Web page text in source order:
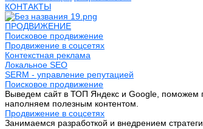
КОНТАКТЫ
ПРОДВИЖЕНИЕ
Поисковое продвижение
Продвижение в соцсетях
Контекстная реклама
Локальное SEO
SERM - управление репутацией
Поисковое продвижение
Выведем сайт в ТОП Яндекс и Google, поможем
наполняем полезным контентом.
Продвижение в соцсетях
Занимаемся разработкой и внедрением